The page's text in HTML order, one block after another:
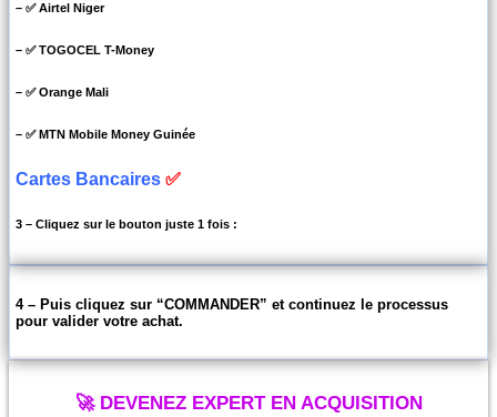
– ✅ Airtel Niger
– ✅ TOGOCEL T-Money
– ✅ Orange Mali
– ✅ MTN Mobile Money Guinée
Cartes Bancaires ✅
3 – Cliquez sur le bouton juste 1 fois :
4 – Puis cliquez sur “COMMANDER” et continuez le processus
pour valider votre achat.
🚀 DEVENEZ EXPERT EN ACQUISITION